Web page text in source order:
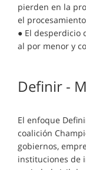
pierden en la
el
● El desperdicio
al por menor y
Definir -
El enfoque
coalición
gobiernos,
instituciones de